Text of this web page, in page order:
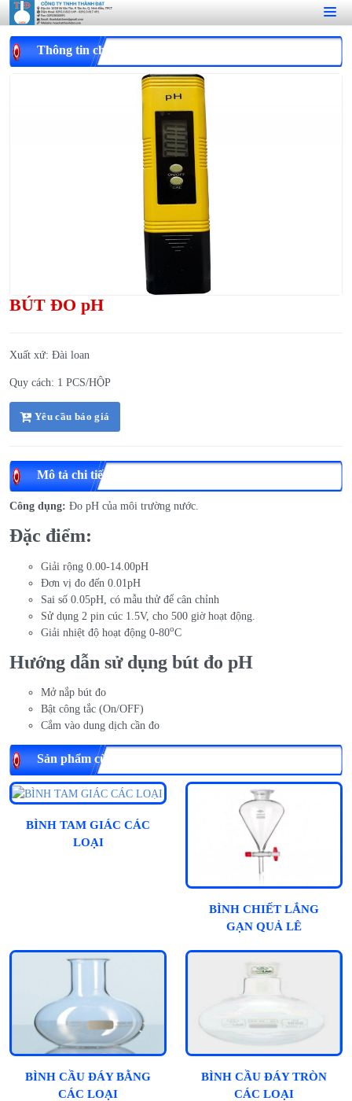
Thông tin chi tiết
BÚT ĐO pH
Xuất xứ: Đài loan
Quy cách: 1 PCS/HỘP
Yêu cầu báo giá
Mô tả chi tiết
Công dụng: Đo pH của môi trường nước.
Đặc điểm:
Giải rộng 0.00-14.00pH
Đơn vị đo đến 0.01pH
Sai số 0.05pH, có mẫu thử để cân chỉnh
Sử dụng 2 pin cúc 1.5V, cho 500 giờ hoạt động.
Giải nhiệt độ hoạt động 0-80oC
Hướng dẫn sử dụng bút đo pH
Mở nắp bút đo
Bật công tắc (On/OFF)
Cắm vào dung dịch cần đo
Sản phẩm cùng loại
BÌNH TAM GIÁC CÁC
LOẠI
BÌNH CHIẾT LẮNG
GẠN QUẢ LÊ
BÌNH CẦU ĐÁY BẰNG
CÁC LOẠI
BÌNH CẦU ĐÁY TRÒN
CÁC LOẠI